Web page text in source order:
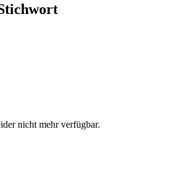
nicht mehr verfügbar.